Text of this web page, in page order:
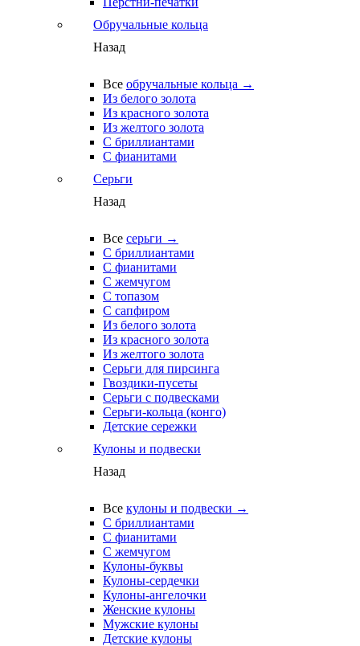
Обручальные кольца
Назад
Все обручальные кольца →
Из белого золота
Из красного золота
Из желтого золота
С бриллиантами
С фианитами
Серьги
Назад
Все серьги →
С бриллиантами
С фианитами
С жемчугом
С топазом
С сапфиром
Из белого золота
Из красного золота
Из желтого золота
Серьги для пирсинга
Гвоздики-пусеты
Серьги с подвесками
Серьги-кольца (конго)
Детские сережки
Кулоны и подвески
Назад
Все кулоны и подвески →
С бриллиантами
С фианитами
С жемчугом
Кулоны-буквы
Кулоны-сердечки
Кулоны-ангелочки
Женские кулоны
Мужские кулоны
Детские кулоны